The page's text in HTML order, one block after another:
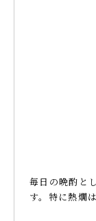
毎日の晩酌と
す。特に熱燗